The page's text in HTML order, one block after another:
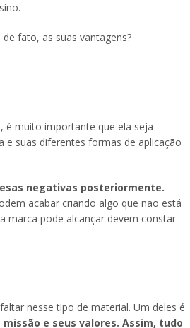
fato, as suas vantagens?
é muito importante que ela seja
e suas diferentes formas de aplicação
negativas posteriormente.
acabar criando algo que não está
marca pode alcançar devem constar
nesse tipo de material. Um deles é
e seus valores. Assim, tudo